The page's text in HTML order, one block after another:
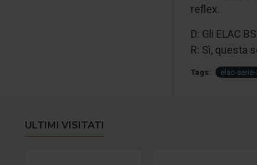
reflex.
D: Gli ELAC
R: Sì, questa
Tags: elac-
ULTIMI VISITATI